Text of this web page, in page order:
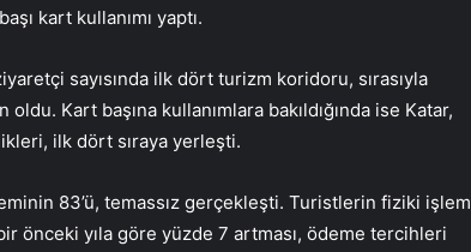
kart kullanımı yaptı.
sayısında ilk dört turizm koridoru, sırasıyla
Kart başına kullanımlara bakıldığında ise Katar,
ilk dört sıraya yerleşti.
83’ü, temassız gerçekleşti. Turistlerin fiziki işlem
önceki yıla göre yüzde 7 artması, ödeme tercihleri